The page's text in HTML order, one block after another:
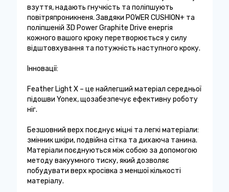
взуття, надають гнучкість та поліпшують
повітряпроникненя. Завдяки POWER CUSHION+ та
поліпшеній 3D Power Graphite Drive енергія
кожного вашого кроку перетворюється у силу
відштовхування та потужність наступного кроку.
Інновації:
Feather Light X – це найлегший матеріал середньої
підошви Yonex, щозабезпечує ефективну роботу
ніг.
Безшовний верх поєднує міцні та легкі матеріали:
змінник шкіри, подвійна сітка та дихаюча танина.
Матеріали поєднуються між собою за допомогою
методу вакуумного тиску, який дозволяє
побудувати верх кросівка з меншої кількості
матеріалу.